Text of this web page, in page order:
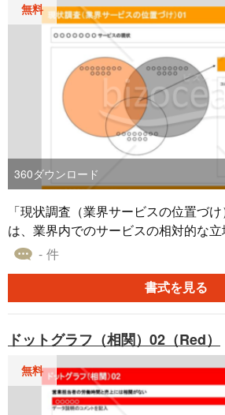
無料
360ダウンロード
「現状調査（業界サービスの位置づけ
は、業界内でのサービスの相対的な
ワーポイントテンプレートです。3つ
を新しいビジネス機会として強調し
ケットの課題や競合分析、さらには
スや製品のSWOT分析を行った後、こ
って可能な新サービスの範囲を明確に
す。
- 件
書式を見る
ドットグラフ（相関）02（Red）
無料